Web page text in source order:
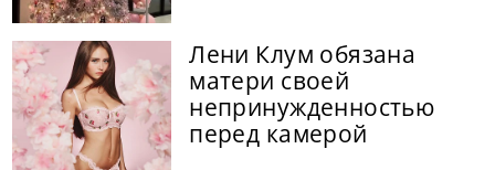
Лени Клум обязана
матери своей
непринужденностью
перед камерой